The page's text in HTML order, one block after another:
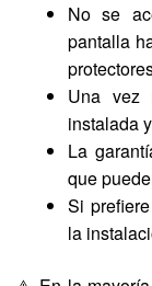
No se
pantalla
Una vez
instalada
La
que
Si
la